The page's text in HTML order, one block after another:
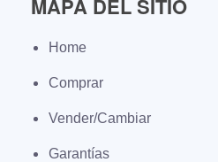
MAPA DEL SITIO
Home
Comprar
Vender/Cambiar
Garantías